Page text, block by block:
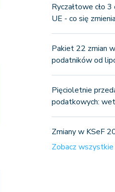
Ryczałtowe cło
UE - co się
Pakiet 22 zmian
podatników od
Pięcioletnie
podatkowych:
Zmiany w KSeF
Zobacz wszystkie